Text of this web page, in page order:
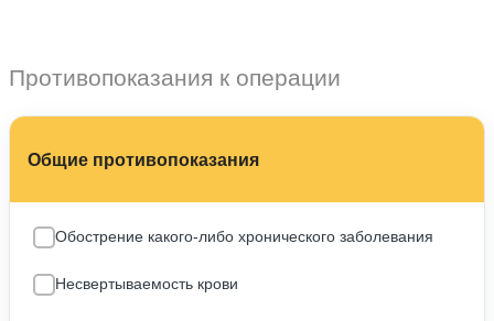
Противопоказания к операции
Обострение какого-либо хронического заболевания
Несвертываемость крови